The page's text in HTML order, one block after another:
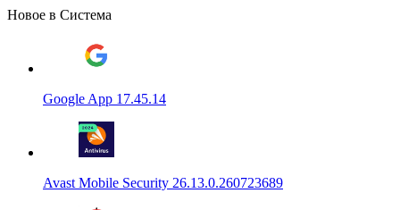
Новое в Система
Google App 17.45.14
Avast Mobile Security 26.13.0.260723689